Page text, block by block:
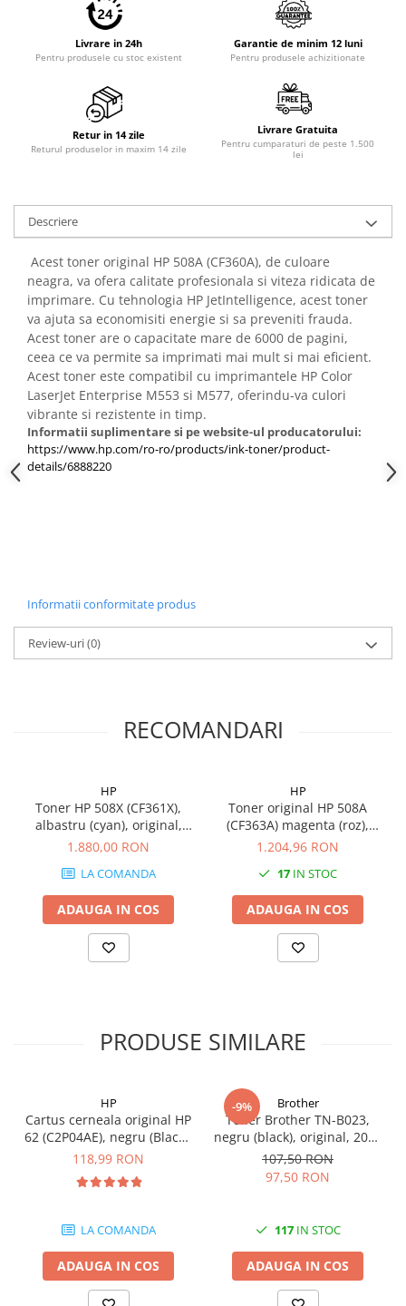
Laptopuri gaming
Ultrabookuri
Accesorii laptop
Mini PC AI
Piese si accesorii
Ribbon
Desktop PC
PC Office
PC Gaming
Workstation
All-in-One PC
Mini PC
Monitoare
Monitoare LED
Accesorii monitoare
Componente
SSD-uri interne
Hard disk-uri interne
Placi video profesionale
SSD-uri externe
Hard disk-uri externe
Card reader
Placi captura
Adaptoare PCI / PCIe
videoconferinta
Alte periferice
Accesorii PC
Switch-uri
Access Point-uri
Cabluri retea
Livrare in 24h
Pentru produsele cu stoc existent
Garantie de minim 12 luni
Pentru produsele achizitionate
Retur in 14 zile
Returul produselor in maxim 14 zile
Livrare Gratuita
Pentru cumparaturi de peste 1.500
lei
Descriere
Acest toner original HP 508A (CF360A), de culoare
neagra, va ofera calitate profesionala si viteza ridicata de
imprimare. Cu tehnologia HP JetIntelligence, acest toner
va ajuta sa economisiti energie si sa preveniti frauda.
Acest toner are o capacitate mare de 6000 de pagini,
ceea ce va permite sa imprimati mai mult si mai eficient.
Acest toner este compatibil cu imprimantele HP Color
LaserJet Enterprise M553 si M577, oferindu-va culori
vibrante si rezistente in timp.
Informatii suplimentare si pe website-ul producatorului:
https://www.hp.com/ro-ro/products/ink-toner/product-
details/6888220
Informatii conformitate produs
Review-uri(0)
RECOMANDARI
HP
Toner HP 508X (CF361X),
albastru (cyan), original,
9500 pagini
1.880,00 RON
LA COMANDA
ADAUGA IN COS
HP
Toner original HP 508A
(CF363A) magenta (roz),
6000 pagini
1.204,96 RON
17 IN STOC
ADAUGA IN COS
PRODUSE SIMILARE
HP
Cartus cerneala original HP
62 (C2P04AE), negru (Black),
200 pagini
118,99 RON
LA COMANDA
ADAUGA IN COS
-9% Brother
Toner Brother TN-B023,
negru (black), original, 2000
pagini
107,50 RON
97,50 RON
117IN STOC
ADAUGA IN COS